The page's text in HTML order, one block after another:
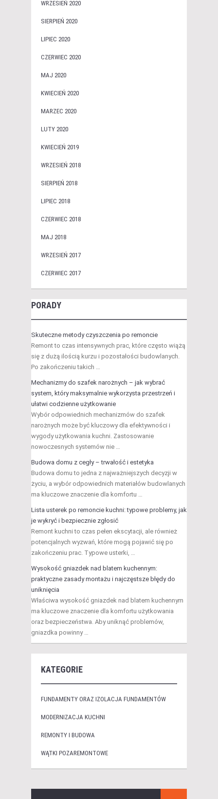
WRZESIEŃ 2020
SIERPIEŃ 2020
LIPIEC 2020
CZERWIEC 2020
MAJ 2020
KWIECIEŃ 2020
MARZEC 2020
LUTY 2020
KWIECIEŃ 2019
WRZESIEŃ 2018
SIERPIEŃ 2018
LIPIEC 2018
CZERWIEC 2018
MAJ 2018
WRZESIEŃ 2017
CZERWIEC 2017
PORADY
Skuteczne metody czyszczenia po remoncie
Remont to czas intensywnych prac, które często wiążą
się z dużą ilością kurzu i pozostałości budowlanych.
Po zakończeniu takich …
Mechanizmy do szafek narożnych – jak wybrać
system, który maksymalnie wykorzysta przestrzeń i
ułatwi codzienne użytkowanie
Wybór odpowiednich mechanizmów do szafek
narożnych może być kluczowy dla efektywności i
wygody użytkowania kuchni. Zastosowanie
nowoczesnych systemów nie …
Budowa domu z cegły – trwałość i estetyka
Budowa domu to jedna z najważniejszych decyzji w
życiu, a wybór odpowiednich materiałów budowlanych
ma kluczowe znaczenie dla komfortu …
Lista usterek po remoncie kuchni: typowe problemy, jak
je wykryć i bezpiecznie zgłosić
Remont kuchni to czas pełen ekscytacji, ale również
potencjalnych wyzwań, które mogą pojawić się po
zakończeniu prac. Typowe usterki, …
Wysokość gniazdek nad blatem kuchennym:
praktyczne zasady montażu i najczęstsze błędy do
uniknięcia
Właściwa wysokość gniazdek nad blatem kuchennym
ma kluczowe znaczenie dla komfortu użytkowania
oraz bezpieczeństwa. Aby uniknąć problemów,
gniazdka powinny …
KATEGORIE
FUNDAMENTY ORAZ IZOLACJA FUNDAMENTÓW
MODERNIZACJA KUCHNI
REMONTY I BUDOWA
WĄTKI POZAREMONTOWE